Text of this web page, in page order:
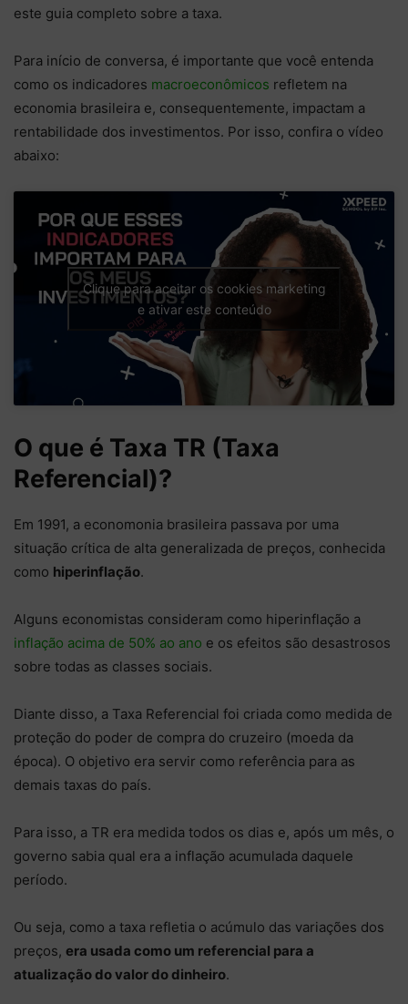
este guia completo sobre a taxa.
Para início de conversa, é importante que você entenda
como os indicadores macroeconômicos refletem na
economia brasileira e, consequentemente, impactam a
rentabilidade dos investimentos. Por isso, confira o vídeo
abaixo:
Clique para aceitar os cookies marketing
e ativar este conteúdo
O que é Taxa TR (Taxa
Referencial)?
Em 1991, a economonia brasileira passava por uma
situação crítica de alta generalizada de preços, conhecida
como hiperinflação.
Alguns economistas consideram como hiperinflação a
inflação acima de 50% ao ano e os efeitos são desastrosos
sobre todas as classes sociais.
Diante disso, a Taxa Referencial foi criada como medida de
proteção do poder de compra do cruzeiro (moeda da
época). O objetivo era servir como referência para as
demais taxas do país.
Para isso, a TR era medida todos os dias e, após um mês, o
governo sabia qual era a inflação acumulada daquele
período.
Ou seja, como a taxa refletia o acúmulo das variações dos
preços, era usada como um referencial para a
atualização do valor do dinheiro.